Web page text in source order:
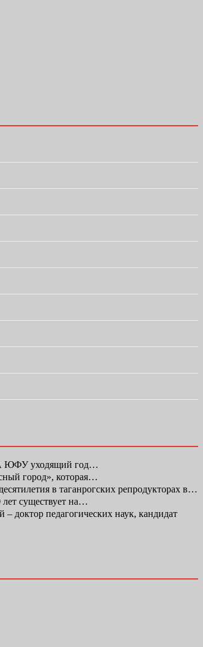
ЮФУ уходящий год…
город», которая…
в таганрогских репродукторах в…
существует на…
педагогических наук, кандидат